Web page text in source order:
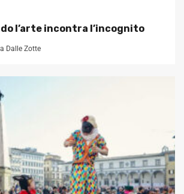
l’arte incontra l’incognito
Dalle Zotte